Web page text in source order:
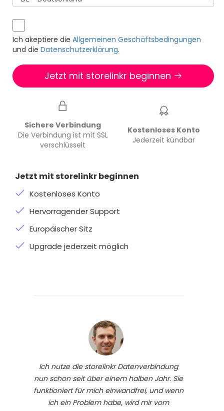
Jetzt mit storelinkr beginnen
Kostenloses Konto
Hervorragender Support
Europäischer Sitz
Upgrade jederzeit möglich
Ich nutze die storelinkr Datenverbindung
nun schon seit über einem halben Jahr. Sie
funktioniert für mich einwandfrei, und wenn
ich ein Problem habe, wird mir vom
Ich akeptiere die Allgemeinen Geschäftsbedingungen
und die Datenschutzerklärung.
Jetzt mit storelinkr beginnen
Sichere Verbindung
Die Verbindung ist mit SSL
verschlüsselt
Kostenloses Konto
Jederzeit kündbar